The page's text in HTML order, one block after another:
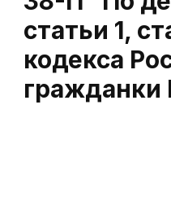
статьи 1,
кодекса
гражданки